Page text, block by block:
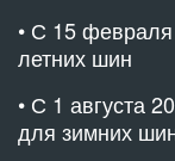
• С 15
летних шин
• С 1 августа
для зимних